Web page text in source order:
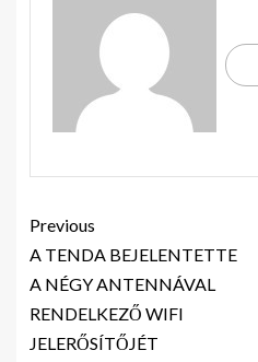
Previous
A TENDA BEJELENTETTE
A NÉGY ANTENNÁVAL
RENDELKEZŐ WIFI
JELERŐSÍTŐJÉT